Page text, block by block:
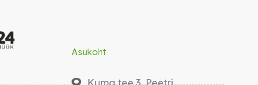
Asukoht
Kuma tee 3, Peetri